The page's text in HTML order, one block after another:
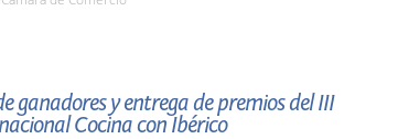
ganadores y entrega de premios del III
Cocina con Ibérico